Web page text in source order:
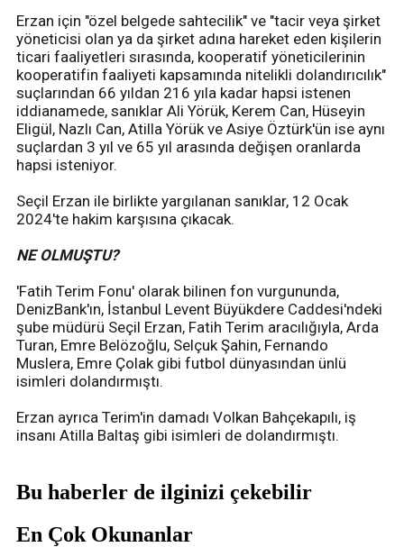
Erzan için "özel belgede sahtecilik" ve "tacir veya şirket
yöneticisi olan ya da şirket adına hareket eden kişilerin
ticari faaliyetleri sırasında, kooperatif yöneticilerinin
kooperatifin faaliyeti kapsamında nitelikli dolandırıcılık"
suçlarından 66 yıldan 216 yıla kadar hapsi istenen
iddianamede, sanıklar Ali Yörük, Kerem Can, Hüseyin
Eligül, Nazlı Can, Atilla Yörük ve Asiye Öztürk'ün ise aynı
suçlardan 3 yıl ve 65 yıl arasında değişen oranlarda
hapsi isteniyor.
Seçil Erzan ile birlikte yargılanan sanıklar, 12 Ocak
2024'te hakim karşısına çıkacak.
NE OLMUŞTU?
'Fatih Terim Fonu' olarak bilinen fon vurgununda,
DenizBank'ın, İstanbul Levent Büyükdere Caddesi'ndeki
şube müdürü Seçil Erzan, Fatih Terim aracılığıyla, Arda
Turan, Emre Belözoğlu, Selçuk Şahin, Fernando
Muslera, Emre Çolak gibi futbol dünyasından ünlü
isimleri dolandırmıştı.
Erzan ayrıca Terim'in damadı Volkan Bahçekapılı, iş
insanı Atilla Baltaş gibi isimleri de dolandırmıştı.
Bu haberler de ilginizi çekebilir
En Çok Okunanlar